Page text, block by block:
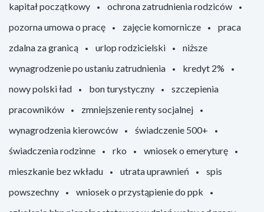
kapitał początkowy
ochrona zatrudnienia rodziców
pozorna umowa o pracę
zajęcie komornicze
praca
zdalna za granicą
urlop rodzicielski
niższe
wynagrodzenie po ustaniu zatrudnienia
kredyt 2%
nowy polski ład
bon turystyczny
szczepienia
pracowników
zmniejszenie renty socjalnej
wynagrodzenia kierowców
świadczenie 500+
świadczenia rodzinne
rko
wniosek o emeryturę
mieszkanie bez wkładu
utrata uprawnień
spis
powszechny
wniosek o przystąpienie do ppk